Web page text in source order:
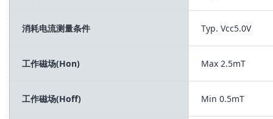
消耗电流测量条件 Typ. Vcc5.0V
工作磁场(Hon) Max 2.5mT
工作磁场(Hoff) Min 0.5mT